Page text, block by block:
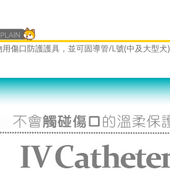
用傷口防護護具，並可固導管/L號(中及大型犬)